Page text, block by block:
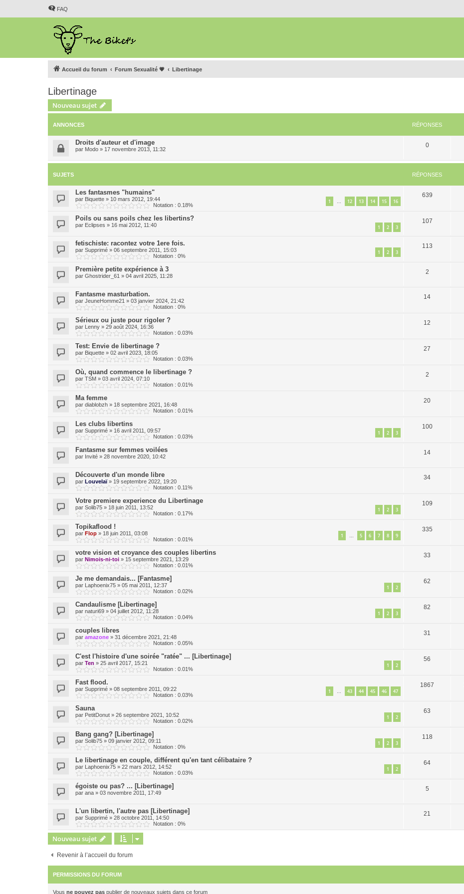
FAQ
Accueil du forum Forum Sexualité 💗 Libertinage
Libertinage
Nouveau sujet
ANNONCES RÉPONSES
Droits d'auteur et d'image
par Modo » 17 novembre 2013, 11:32
0
SUJETS RÉPONSES
Les fantasmes "humains"
par Biquette » 10 mars 2012, 19:44 1 … 12 13 14 15 16
Notation : 0.18%
639
Poils ou sans poils chez les libertins?
par Eclipses » 16 mai 2012, 11:40 1 2 3
107
fetischiste: racontez votre 1ere fois.
par Supprimé » 06 septembre 2011, 15:03 1 2 3
Notation : 0%
113
Première petite expérience à 3
par Ghostrider_61 » 04 avril 2025, 11:28
2
Fantasme masturbation.
par JeuneHomme21 » 03 janvier 2024, 21:42
Notation : 0%
14
Sérieux ou juste pour rigoler ?
par Lenny » 29 août 2024, 16:36
Notation : 0.03%
12
Test: Envie de libertinage ?
par Biquette » 02 avril 2023, 18:05
Notation : 0.03%
27
Où, quand commence le libertinage ?
par TSM » 03 avril 2024, 07:10
Notation : 0.01%
2
Ma femme
par diablobzh » 18 septembre 2021, 16:48
Notation : 0.01%
20
Les clubs libertins
par Supprimé » 16 avril 2011, 09:57 1 2 3
Notation : 0.03%
100
Fantasme sur femmes voilées
par Invité » 28 novembre 2020, 10:42
14
Découverte d'un monde libre
par Louvelaï» 19 septembre 2022, 19:20
Notation : 0.11%
34
Votre premiere experience du Libertinage
par Solib75 » 18 juin 2011, 13:52 1 2 3
Notation : 0.17%
109
Topikaflood !
par Flop » 18 juin 2011, 03:08 1 … 5 6 7 8 9
Notation : 0.01%
335
votre vision et croyance des couples libertins
par Nimois-ni-toi » 15 septembre 2021, 13:29
Notation : 0.01%
33
Je me demandais... [Fantasme]
par Laphoenix75 » 05 mai 2011, 12:37 1 2
Notation : 0.02%
62
Candaulisme [Libertinage]
par naturi69 » 04 juillet 2012, 11:28 1 2 3
Notation : 0.04%
82
couples libres
par amazone » 31 décembre 2021, 21:48
Notation : 0.05%
31
C'est l'histoire d'une soirée "ratée" ... [Libertinage]
par Ten » 25 avril 2017, 15:21 1 2
Notation : 0.01%
56
Fast flood.
par Supprimé » 08 septembre 2011, 09:22 1 … 43 44 45 46 47
Notation : 0.03%
1867
Sauna
par PetitDonut » 26 septembre 2021, 10:52 1 2
Notation : 0.02%
63
Bang gang? [Libertinage]
par Solib75 » 09 janvier 2012, 09:11 1 2 3
Notation : 0%
118
Le libertinage en couple, différent qu'en tant célibataire ?
par Laphoenix75 » 22 mars 2012, 14:52 1 2
Notation : 0.03%
64
égoiste ou pas? ... [Libertinage]
par ana » 03 novembre 2011, 17:49
5
L'un libertin, l'autre pas [Libertinage]
par Supprimé » 28 octobre 2011, 14:50
Notation : 0%
21
Nouveau sujet
Revenir à l’accueil du forum
PERMISSIONS DU FORUM
Vous ne pouvez pas publier de nouveaux sujets dans ce forum